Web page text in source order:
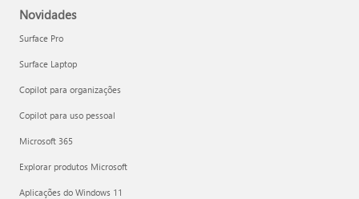
Novidades
Surface Pro
Surface Laptop
Copilot para organizações
Copilot para uso pessoal
Microsoft 365
Explorar produtos Microsoft
Aplicações do Windows 11